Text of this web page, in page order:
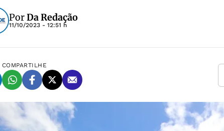
PorDa Redação
11/10/2023 - 12:51 h
COMPARTILHE